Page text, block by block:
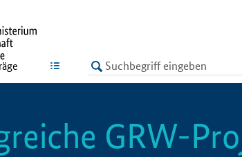
LISTE
GRW-